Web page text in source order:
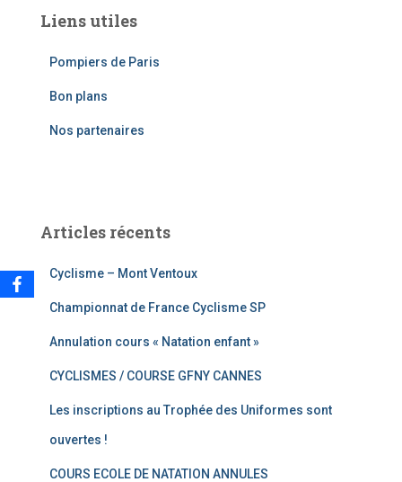
rLiens utiles
Pompiers de Paris
Bon plans
Nos partenaires
Articles récents
Cyclisme – Mont Ventoux
Championnat de France Cyclisme SP
Annulation cours « Natation enfant »
CYCLISMES / COURSE GFNY CANNES
Les inscriptions au Trophée des Uniformes sont
ouvertes !
COURS ECOLE DE NATATION ANNULES